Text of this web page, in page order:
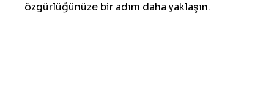
özgürlüğünüze bir adım daha yaklaşın.